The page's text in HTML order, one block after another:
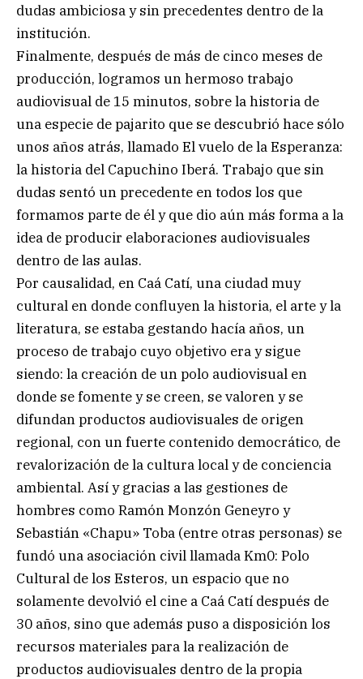
dudas ambiciosa y sin precedentes dentro de la
institución.
Finalmente, después de más de cinco meses de
producción, logramos un hermoso trabajo
audiovisual de 15 minutos, sobre la historia de
una especie de pajarito que se descubrió hace sólo
unos años atrás, llamado El vuelo de la Esperanza:
la historia del Capuchino Iberá. Trabajo que sin
dudas sentó un precedente en todos los que
formamos parte de él y que dio aún más forma a la
idea de producir elaboraciones audiovisuales
dentro de las aulas.
Por causalidad, en Caá Catí, una ciudad muy
cultural en donde confluyen la historia, el arte y la
literatura, se estaba gestando hacía años, un
proceso de trabajo cuyo objetivo era y sigue
siendo: la creación de un polo audiovisual en
donde se fomente y se creen, se valoren y se
difundan productos audiovisuales de origen
regional, con un fuerte contenido democrático, de
revalorización de la cultura local y de conciencia
ambiental. Así y gracias a las gestiones de
hombres como Ramón Monzón Geneyro y
Sebastián «Chapu» Toba (entre otras personas) se
fundó una asociación civil llamada Km0: Polo
Cultural de los Esteros, un espacio que no
solamente devolvió el cine a Caá Catí después de
30 años, sino que además puso a disposición los
recursos materiales para la realización de
productos audiovisuales dentro de la propia